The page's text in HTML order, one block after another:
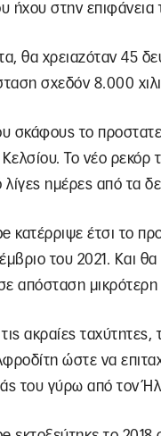
ήχου στην
θα χρειαζόταν 45
σχεδόν 8.000
σκάφους το
Το νέο ρεκόρ
ημέρες από τα
κατέρριψε έτσι το
του 2021. Και
απόσταση
ακραίες
ώστε να
του γύρω από τον